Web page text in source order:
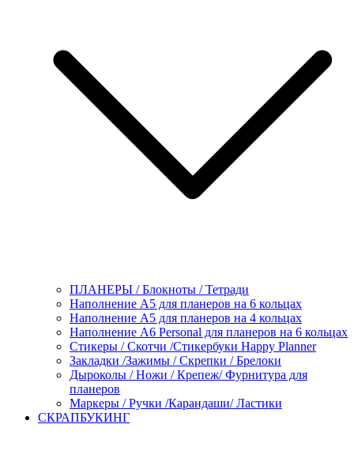
ПЛАНЕРЫ / Блокноты / Тетради
Наполнение А5 для планеров на 6 кольцах
Наполнение А5 для планеров на 4 кольцах
Наполнение А6 Personal для планеров на 6 кольцах
Стикеры / Скотчи /Стикербуки Happy Planner
Закладки /Зажимы / Скрепки / Брелоки
Дыроколы / Ножи / Крепеж/ Фурнитура для
планеров
Маркеры / Ручки /Карандаши/ Ластики
СКРАПБУКИНГ